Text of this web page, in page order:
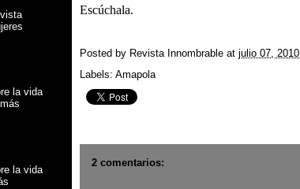
Escúchala.
Posted by Revista Innombrable at julio 07, 2010
Labels: Amapola
2 comentarios:
la vida
la vida